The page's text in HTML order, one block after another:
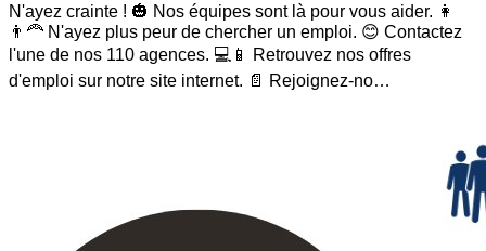
N'ayez crainte ! 🎃 Nos équipes sont là pour vous aider. 👩
👨‍🦰 N'ayez plus peur de chercher un emploi. 😊 Contactez
l'une de nos 110 agences. 💻📱 Retrouvez nos offres
d'emploi sur notre site internet. 📄 Rejoignez-no…